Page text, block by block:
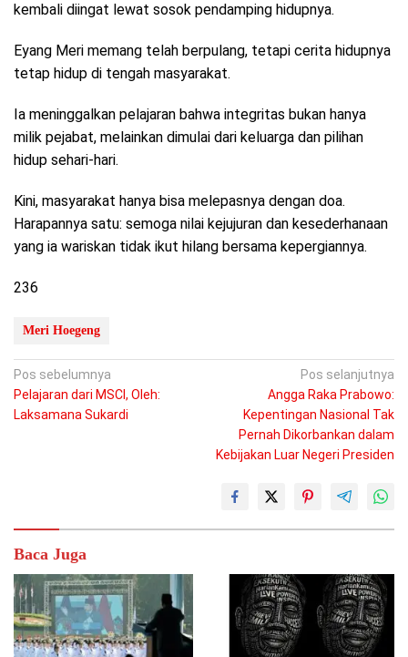
kembali diingat lewat sosok pendamping hidupnya.
Eyang Meri memang telah berpulang, tetapi cerita hidupnya
tetap hidup di tengah masyarakat.
Ia meninggalkan pelajaran bahwa integritas bukan hanya
milik pejabat, melainkan dimulai dari keluarga dan pilihan
hidup sehari-hari.
Kini, masyarakat hanya bisa melepasnya dengan doa.
Harapannya satu: semoga nilai kejujuran dan kesederhanaan
yang ia wariskan tidak ikut hilang bersama kepergiannya.
236
Meri Hoegeng
Navigasi
pos
Pos sebelumnya
Pelajaran dari MSCI, Oleh:
Laksamana Sukardi
Pos selanjutnya
Angga Raka Prabowo:
Kepentingan Nasional Tak
Pernah Dikorbankan dalam
Kebijakan Luar Negeri Presiden
Baca Juga